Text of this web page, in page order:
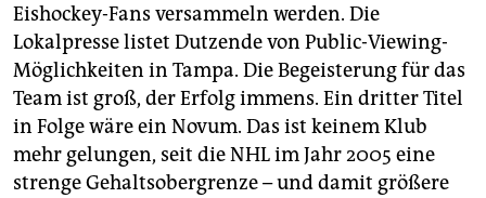
Eishockey-Fans versammeln werden. Die
Lokalpresse listet Dutzende von Public-Viewing-
Möglichkeiten in Tampa. Die Begeisterung für das
Team ist groß, der Erfolg immens. Ein dritter Titel
in Folge wäre ein Novum. Das ist keinem Klub
mehr gelungen, seit die NHL im Jahr 2005 eine
strenge Gehaltsobergrenze – und damit größere